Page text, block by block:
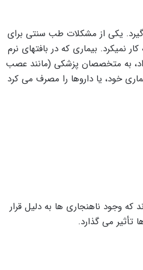
یکی از مشکلات طب سنتی برای
نمیکرد. بیماری که در بافتهای نرم
به متخصصان پزشکی (مانند عصب
خود، یا داروها را مصرف می کرد
وجود ناهنجاری ها به دلیل قرار
می گذارد.